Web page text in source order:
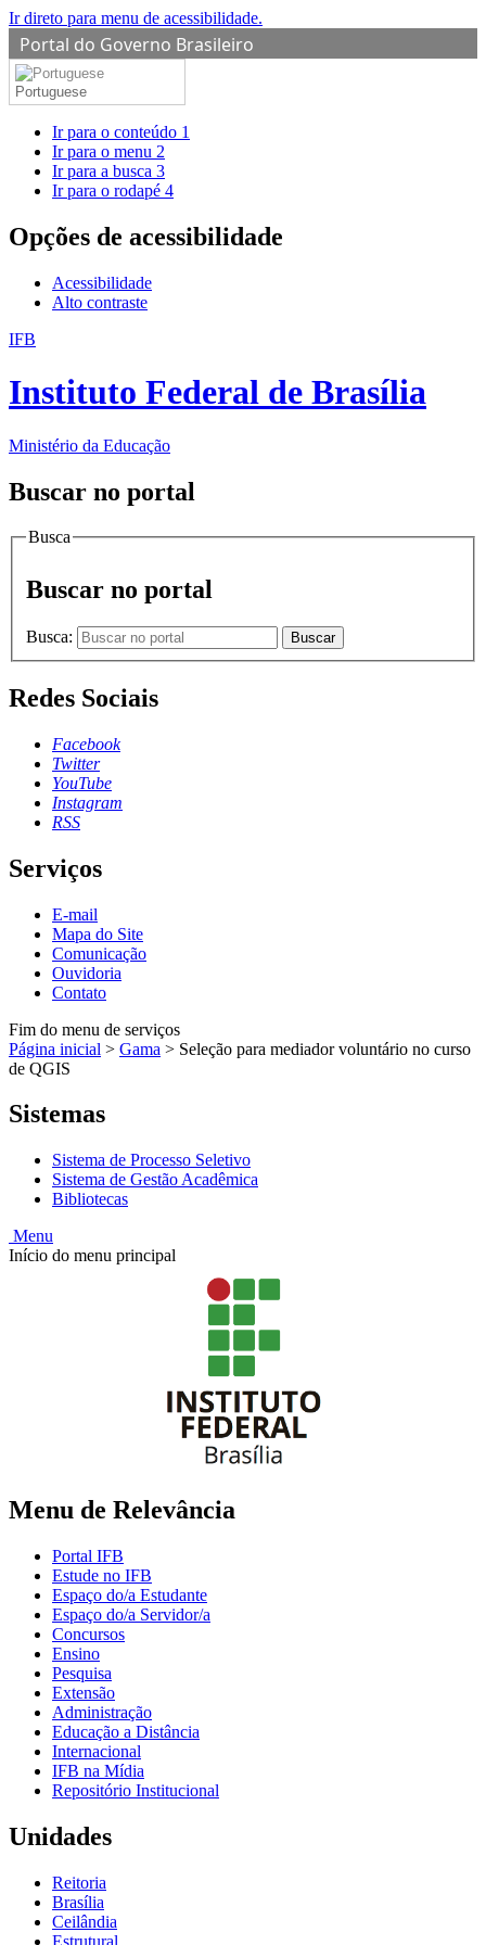
Ir direto para menu de acessibilidade.
Portal do Governo Brasileiro
Portuguese
Ir para o conteúdo 1
Ir para o menu 2
Ir para a busca 3
Ir para o rodapé 4
Opções de acessibilidade
Acessibilidade
Alto contraste
IFB
Instituto Federal de Brasília
Ministério da Educação
Buscar no portal
Busca
Buscar no portal
Busca: Buscar
Redes Sociais
Facebook
Twitter
YouTube
Instagram
RSS
Serviços
E-mail
Mapa do Site
Comunicação
Ouvidoria
Contato
Fim do menu de serviços
Página inicial > Gama > Seleção para mediador voluntário no curso
de QGIS
Sistemas
Sistema de Processo Seletivo
Sistema de Gestão Acadêmica
Bibliotecas
Menu
Início do menu principal
Menu de Relevância
Portal IFB
Estude no IFB
Espaço do/a Estudante
Espaço do/a Servidor/a
Concursos
Ensino
Pesquisa
Extensão
Administração
Educação a Distância
Internacional
IFB na Mídia
Repositório Institucional
Unidades
Reitoria
Brasília
Ceilândia
Estrutural